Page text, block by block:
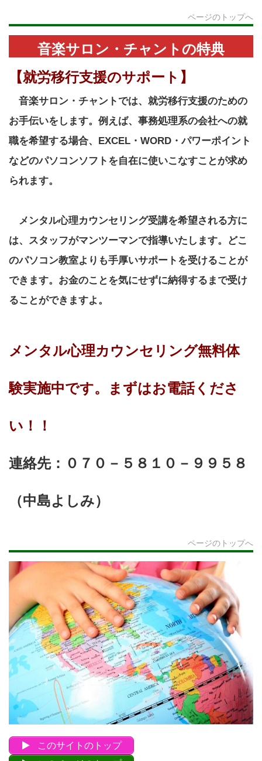
ページのトップへ
音楽サロン・チャントの特典
【就労移行支援のサポート】
音楽サロン・チャントでは、就労移行支援のための
お手伝いをします。例えば、事務処理系の会社への就
職を希望する場合、 EXCEL ・ WORD ・パワーポイント
などのパソコンソフトを自在に使いこなすことが求め
られます。
メンタル心理カウンセリング受講を希望される方に
は、スタッフがマンツーマンで指導いたします。どこ
のパソコン教室よりも手厚いサポートを受けることが
できます。お金のことを気にせずに納得するまで受け
ることができますよ。
メンタル心理カウンセリング無料体
験実施中です。まずはお電話くださ
い！！
連絡先：０７０－５８１０－９９５８
（中島よしみ）
ページのトップへ
このサイトのトップ